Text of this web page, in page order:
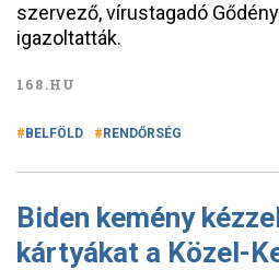
szervező, vírustagadó
igazoltatták.
168.HU
BELFÖLD RENDŐRSÉG
Biden kemény
kártyákat a Közel-